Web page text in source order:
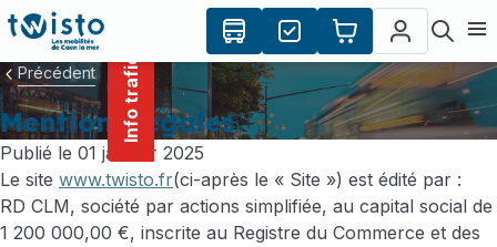
principal
Info trafic
Précédent
Mentions légales
Publié le 01 janvier 2025
Le site www.twisto.fr(ci-après le « Site ») est édité par :
RD CLM, société par actions simplifiée, au capital social de
1 200 000,00 €, inscrite au Registre du Commerce et des
Panneau de gestion des cookies